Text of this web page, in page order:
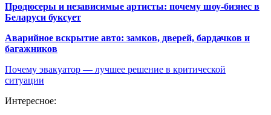
Продюсеры и независимые артисты: почему шоу-бизнес в
Беларуси буксует
Аварийное вскрытие авто: замков, дверей, бардачков и
багажников
Почему эвакуатор — лучшее решение в критической
ситуации
Интересное: